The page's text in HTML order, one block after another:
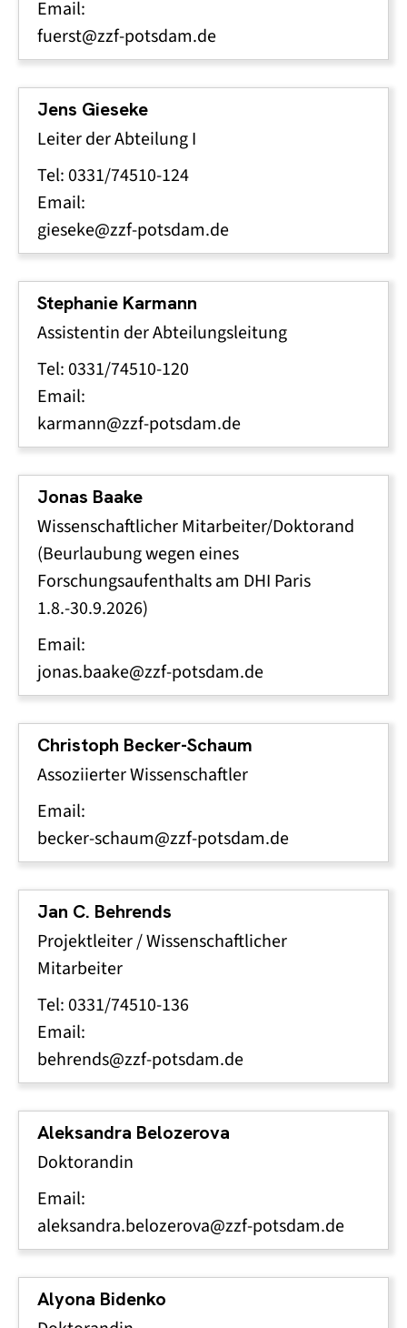
Email:
fuerst@zzf-potsdam.de
Jens Gieseke
Leiter der Abteilung I
Tel: 0331/74510-124
Email:
gieseke@zzf-potsdam.de
Stephanie Karmann
Assistentin der Abteilungsleitung
Tel: 0331/74510-120
Email:
karmann@zzf-potsdam.de
Jonas Baake
Wissenschaftlicher Mitarbeiter/Doktorand
(Beurlaubung wegen eines
Forschungsaufenthalts am DHI Paris
1.8.-30.9.2026)
Email:
jonas.baake@zzf-potsdam.de
Christoph Becker-Schaum
Assoziierter Wissenschaftler
Email:
becker-schaum@zzf-potsdam.de
Jan C. Behrends
Projektleiter / Wissenschaftlicher
Mitarbeiter
Tel: 0331/74510-136
Email:
behrends@zzf-potsdam.de
Aleksandra Belozerova
Doktorandin
Email:
aleksandra.belozerova@zzf-potsdam.de
Alyona Bidenko